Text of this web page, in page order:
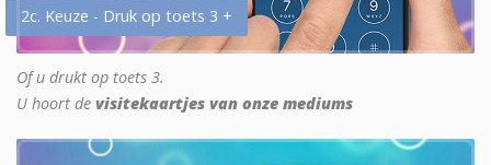
2c. Keuze - Druk op toets 3 +
Of u drukt op toets 3.
U hoort de visitekaartjes van onze mediums